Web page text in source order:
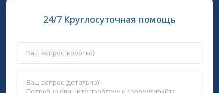
24/7 Круглосуточная помощь